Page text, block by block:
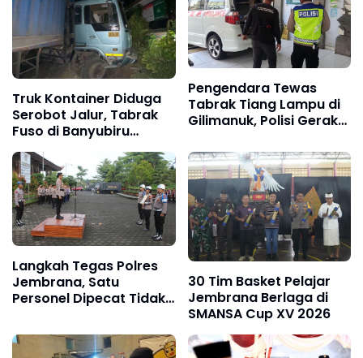
Truk Kontainer Diduga
Serobot Jalur, Tabrak
Fuso di Banyubiru
Jembrana
Pengendara Tewas
Tabrak Tiang Lampu di
Gilimanuk, Polisi Gerak
Tunggal
Langkah Tegas Polres
Jembrana, Satu
Personel Dipecat Tidak
30 Tim Basket Pelajar
Jembrana Berlaga di
SMANSA Cup XV 2026